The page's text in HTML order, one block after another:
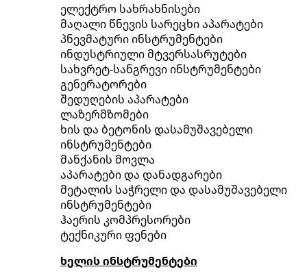
ელექტრო სახრახნისები
მაღალი წნევის სარეცხი აპარატები
პნევმატური ინსტრუმენტები
ინდუსტრიული მტვერსასრუტები
სახვრეტ-სანგრევი ინსტრუმენტები
გენერატორები
შედუღების აპარატები
ლაზერმზომები
ხის და ბეტონის დასამუშავებელი
ინსტრუმენტები
მანქანის მოვლა
აპარატები და დანადგარები
მეტალის საჭრელი და დასამუშავებელი
ინსტრუმენტები
ჰაერის კომპრესორები
ტექნიკური ფენები
ხელის ინსტრუმენტები